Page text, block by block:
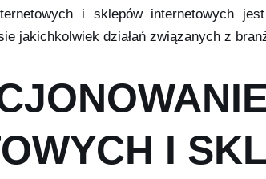
i sklepów internetowych jest
jakichkolwiek działań związanych z
I